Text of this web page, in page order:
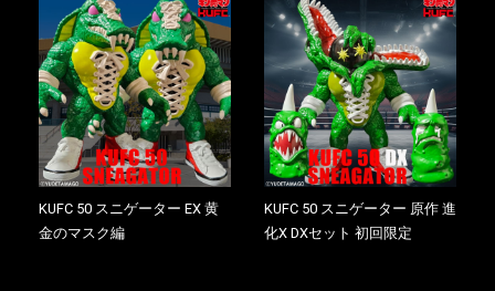
KUFC 50 スニゲーター EX 黄
金のマスク編
KUFC 50 スニゲーター 原作 進
化X DXセット 初回限定